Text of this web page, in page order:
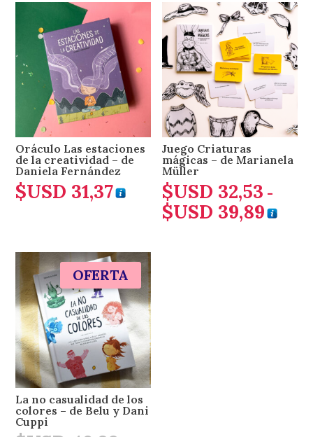
Oráculo Las estaciones
de la creatividad – de
Daniela Fernández
$USD 31,37
Juego Criaturas
mágicas – de Marianela
Müller
$USD 32,53 -
$USD 39,89Rango
OFERTA
La no casualidad de los
colores – de Belu y Dani
Cuppi